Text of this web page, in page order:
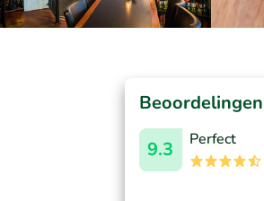
Beoordelingen
9.3
Perfect